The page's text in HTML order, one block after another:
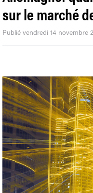
sur le marché
Publié vendredi 14 novembre